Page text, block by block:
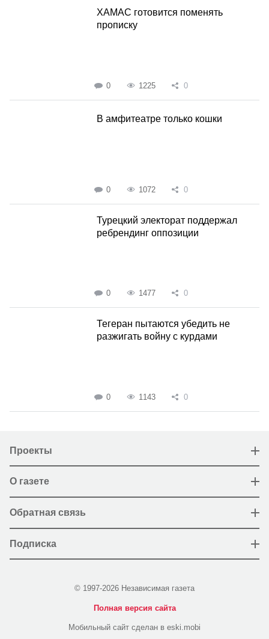
ХАМАС готовится поменять
прописку
0 1225 0
В амфитеатре только кошки
0 1072 0
Турецкий электорат поддержал
ребрендинг оппозиции
0 1477 0
Тегеран пытаются убедить не
разжигать войну с курдами
0 1143 0
Проекты
О газете
Обратная связь
Подписка
© 1997-2026 Независимая газета
Полная версия сайта
Мобильный сайт сделан в eski.mobi